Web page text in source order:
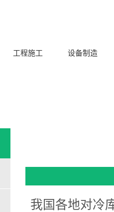
工程施工 设备制造
我国各地对冷